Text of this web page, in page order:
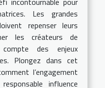
Les grandes
repenser leurs
les créateurs de
des enjeux
Plongez dans cet
l’engagement
influence